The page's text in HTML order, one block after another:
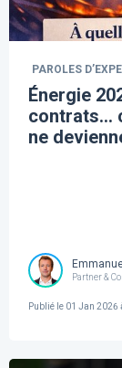
PAROLES
Énergie
contrats…
ne
Partner &
Publié le 01 Jan 2026